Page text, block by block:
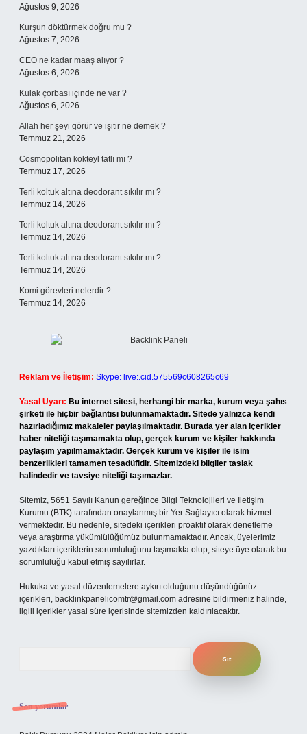
Ağustos 9, 2026
Kurşun döktürmek doğru mu ?
Ağustos 7, 2026
CEO ne kadar maaş alıyor ?
Ağustos 6, 2026
Kulak çorbası içinde ne var ?
Ağustos 6, 2026
Allah her şeyi görür ve işitir ne demek ?
Temmuz 21, 2026
Cosmopolitan kokteyl tatlı mı ?
Temmuz 17, 2026
Terli koltuk altına deodorant sıkılır mı ?
Temmuz 14, 2026
Terli koltuk altına deodorant sıkılır mı ?
Temmuz 14, 2026
Terli koltuk altına deodorant sıkılır mı ?
Temmuz 14, 2026
Komi görevleri nelerdir ?
Temmuz 14, 2026
Reklam ve İletişim: Skype: live:.cid.575569c608265c69
Yasal Uyarı: Bu internet sitesi, herhangi bir marka, kurum veya şahıs
şirketi ile hiçbir bağlantısı bulunmamaktadır. Sitede yalnızca kendi
hazırladığımız makaleler paylaşılmaktadır. Burada yer alan içerikler
haber niteliği taşımamakta olup, gerçek kurum ve kişiler hakkında
paylaşım yapılmamaktadır. Gerçek kurum ve kişiler ile isim
benzerlikleri tamamen tesadüfidir. Sitemizdeki bilgiler taslak
halindedir ve tavsiye niteliği taşımazlar.
Sitemiz, 5651 Sayılı Kanun gereğince Bilgi Teknolojileri ve İletişim
Kurumu (BTK) tarafından onaylanmış bir Yer Sağlayıcı olarak hizmet
vermektedir. Bu nedenle, sitedeki içerikleri proaktif olarak denetleme
veya araştırma yükümlülüğümüz bulunmamaktadır. Ancak, üyelerimiz
yazdıkları içeriklerin sorumluluğunu taşımakta olup, siteye üye olarak bu
sorumluluğu kabul etmiş sayılırlar.
Hukuka ve yasal düzenlemelere aykırı olduğunu düşündüğünüz
içerikleri, backlinkpanelicomtr@gmail.com adresine bildirmeniz halinde,
ilgili içerikler yasal süre içerisinde sitemizden kaldırılacaktır.
Son yorumlar